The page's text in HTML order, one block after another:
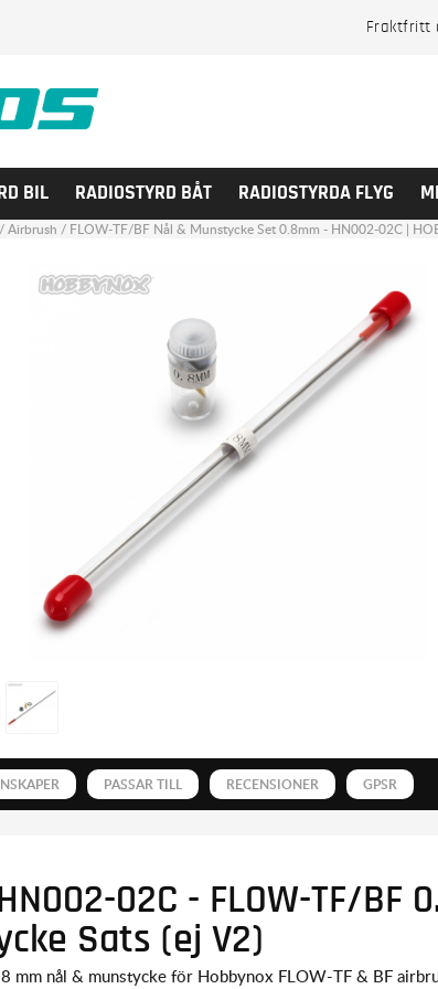
Fraktfritt
BIL RADIOSTYRD BÅT RADIOSTYRDA FLYG
/Airbrush / FLOW-TF/BF Nål & Munstycke Set 0.8mm - HN002-02C |
PASSAR TILL RECENSIONER GPSR
02C - FLOW-TF/BF
Sats (ej V2)
mm nål & munstycke för Hobbynox FLOW-TF & BF